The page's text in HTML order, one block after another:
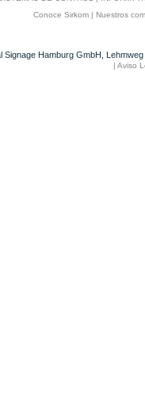
Conoce Sirkom| Nuestros
Signage Hamburg GmbH,
| Aviso